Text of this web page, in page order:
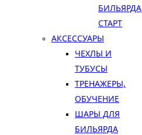
БИЛЬЯРДА
СТАРТ
АКСЕССУАРЫ
ЧЕХЛЫ И
ТУБУСЫ
ТРЕНАЖЕРЫ,
ОБУЧЕНИЕ
ШАРЫ ДЛЯ
БИЛЬЯРДА